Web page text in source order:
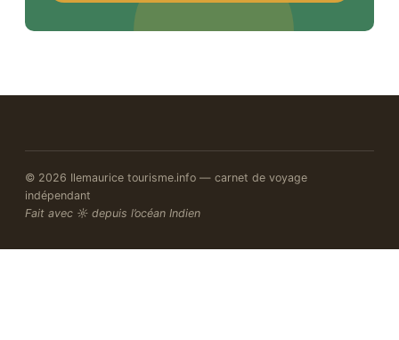
© 2026 Ilemaurice tourisme.info — carnet de voyage
indépendant
Fait avec ☼ depuis l’océan Indien